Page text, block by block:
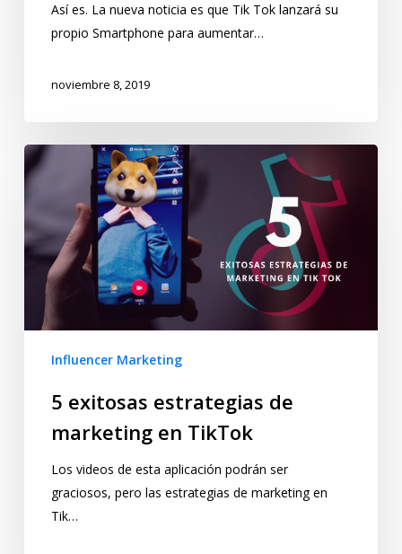
Así es. La nueva noticia es que Tik Tok lanzará su
propio Smartphone para aumentar…
noviembre 8, 2019
Influencer Marketing
5 exitosas estrategias de
marketing en TikTok
Los videos de esta aplicación podrán ser
graciosos, pero las estrategias de marketing en
Tik…